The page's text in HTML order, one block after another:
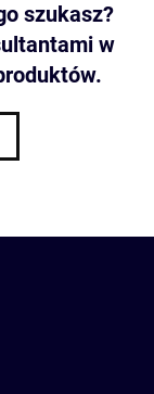
szukasz?
w